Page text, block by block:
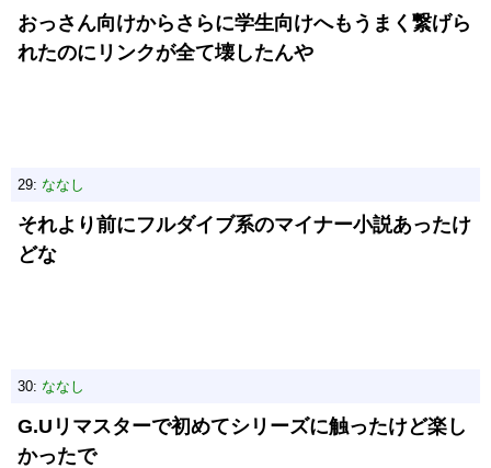
おっさん向けからさらに学生向けへもうまく繋げら
れたのにリンクが全て壊したんや
29: ななし
それより前にフルダイブ系のマイナー小説あったけ
どな
30: ななし
G.Uリマスターで初めてシリーズに触ったけど楽し
かったで